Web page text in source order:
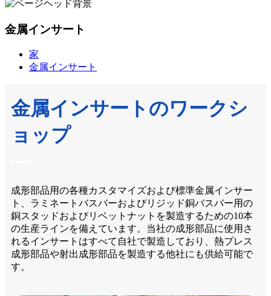
金属インサート
家
金属インサート
金属インサートのワークシ
ョップ
成形部品用の各種カスタマイズおよび標準金属インサー
ト、ラミネートバスバーおよびリジッド銅バスバー用の
銅スタッドおよびリベットナットを製造するための10本
の生産ラインを備えています。当社の成形部品に使用さ
れるインサートはすべて自社で製造しており、熱プレス
成形部品や射出成形部品を製造する他社にも供給可能で
す。